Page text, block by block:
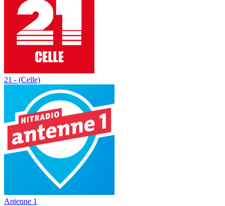
21 - (Celle)
Antenne 1